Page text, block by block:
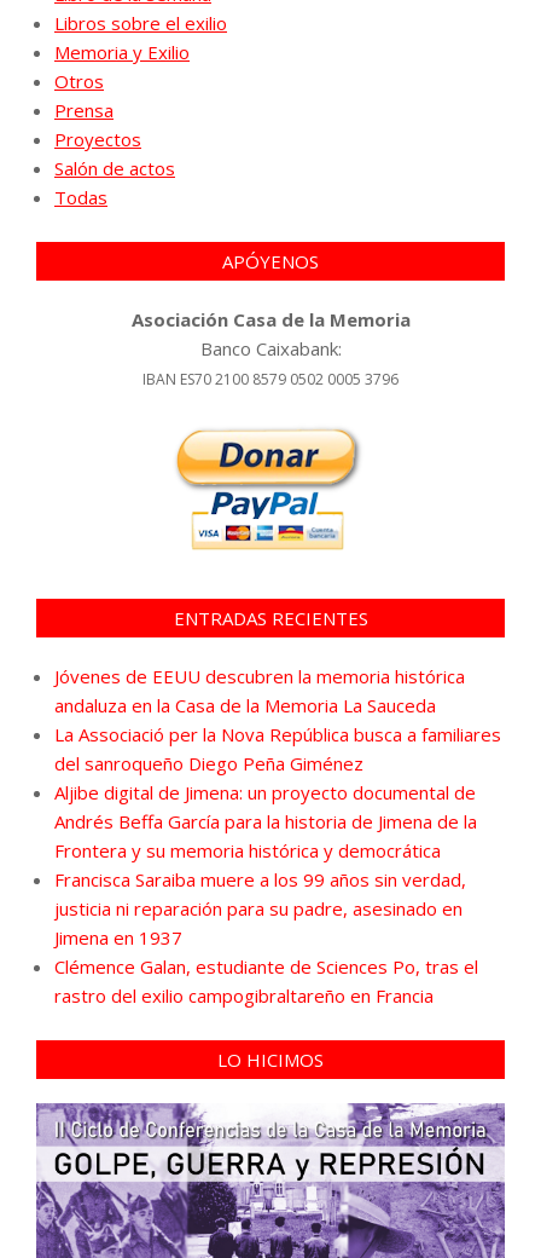
Libros sobre el exilio
Memoria y Exilio
Otros
Prensa
Proyectos
Salón de actos
Todas
APÓYENOS
Asociación Casa de la Memoria
Banco Caixabank:
IBAN ES70 2100 8579 0502 0005 3796
ENTRADAS RECIENTES
Jóvenes de EEUU descubren la memoria histórica
andaluza en la Casa de la Memoria La Sauceda
La Associació per la Nova República busca a familiares
del sanroqueño Diego Peña Giménez
Aljibe digital de Jimena: un proyecto documental de
Andrés Beffa García para la historia de Jimena de la
Frontera y su memoria histórica y democrática
Francisca Saraiba muere a los 99 años sin verdad,
justicia ni reparación para su padre, asesinado en
Jimena en 1937
Clémence Galan, estudiante de Sciences Po, tras el
rastro del exilio campogibraltareño en Francia
LO HICIMOS